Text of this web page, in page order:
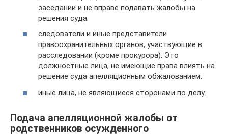
заседании и не вправе подавать жалобы на
решения суда.
следователи и иные представители
правоохранительных органов, участвующие в
расследовании (кроме прокурора). Это
должностные лица, не имеющие права влиять на
решение суда апелляционным обжалованием.
иные лица, не являющиеся сторонами по делу.
Подача апелляционной жалобы от
родственников осужденного